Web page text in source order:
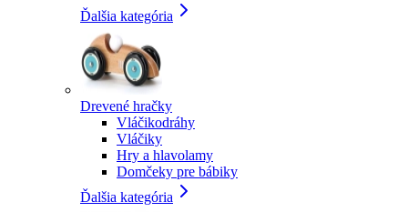
Ďalšia kategória
Drevené hračky
Vláčikodráhy
Vláčiky
Hry a hlavolamy
Domčeky pre bábiky
Ďalšia kategória